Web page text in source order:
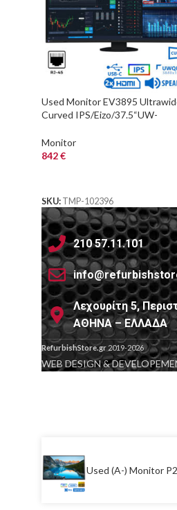
Used Monitor EV3895
Curved IPS/Eizo/37.5“UW-
s/DP & 2x HDMI &
Monitor
842€
SKU: TMP-102396
210 57.11.101
Λεχουρίτη 5,
ΑΘΗΝΑ – ΕΛΛΑΔΑ
RefurbishStore.gr 2019-2026
WEB DESIGN &
Used (A-) Monitor